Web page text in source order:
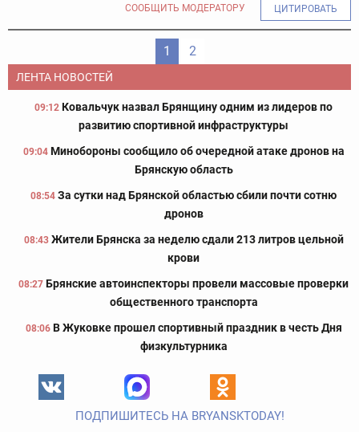
СООБЩИТЬ МОДЕРАТОРУ ЦИТИРОВАТЬ
1 2
ЛЕНТА НОВОСТЕЙ
09:12 Ковальчук назвал Брянщину одним из лидеров по
развитию спортивной инфраструктуры
09:04 Минобороны сообщило об очередной атаке дронов на
Брянскую область
08:54 За сутки над Брянской областью сбили почти сотню
дронов
08:43 Жители Брянска за неделю сдали 213 литров цельной
крови
08:27 Брянские автоинспекторы провели массовые проверки
общественного транспорта
08:06 В Жуковке прошел спортивный праздник в честь Дня
физкультурника
ПОДПИШИТЕСЬ НА BRYANSKTODAY!